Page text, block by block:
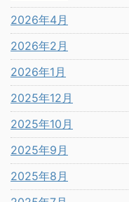
2026年4月
2026年2月
2026年1月
2025年12月
2025年10月
2025年9月
2025年8月